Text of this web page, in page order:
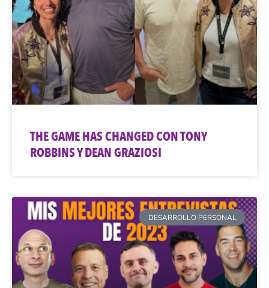
THE GAME HAS CHANGED CON TONY
ROBBINS Y DEAN GRAZIOSI
DESARROLLO PERSONAL